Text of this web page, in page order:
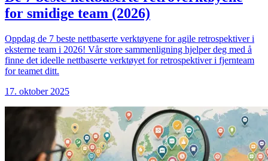
for smidige team (2026)
Oppdag de 7 beste nettbaserte verktøyene for agile retrospektiver i
eksterne team i 2026! Vår store sammenligning hjelper deg med å
finne det ideelle nettbaserte verktøyet for retrospektiver i fjernteam
for teamet ditt.
17. oktober 2025